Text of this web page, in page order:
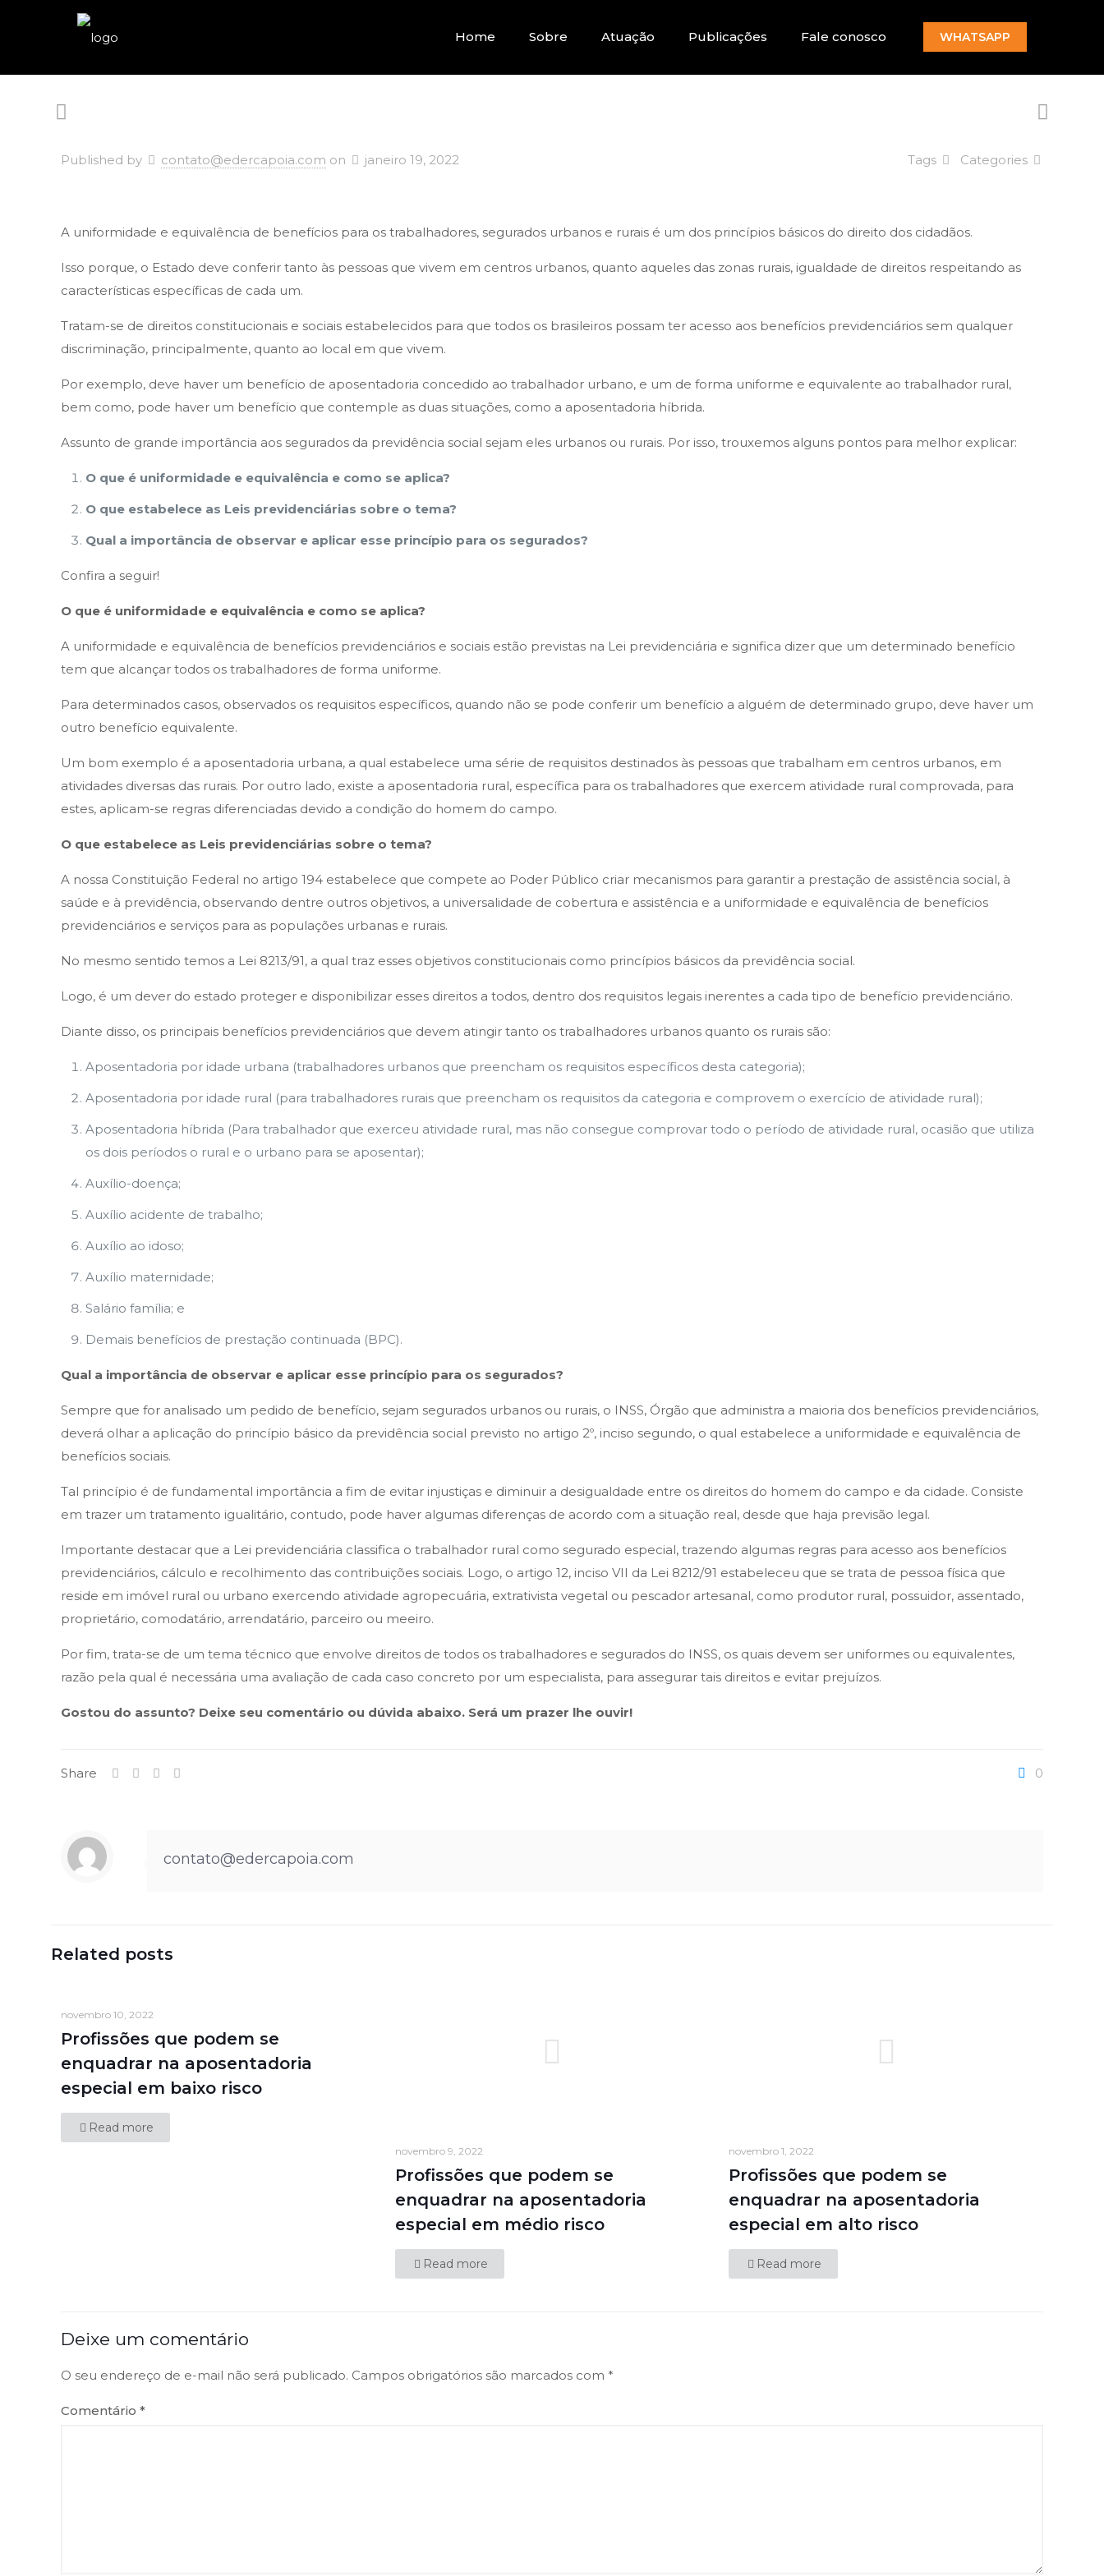
Home Sobre Atuação Publicações Fale conosco WHATSAPP
Published by contato@edercapoia.com on janeiro 19, 2022 Categories
Tags
A uniformidade e equivalência de benefícios para os trabalhadores, segurados urbanos e rurais é um dos princípios básicos do direito dos cidadãos.
Isso porque, o Estado deve conferir tanto às pessoas que vivem em centros urbanos, quanto aqueles das zonas rurais, igualdade de direitos respeitando as
características específicas de cada um.
Tratam-se de direitos constitucionais e sociais estabelecidos para que todos os brasileiros possam ter acesso aos benefícios previdenciários sem qualquer
discriminação, principalmente, quanto ao local em que vivem.
Por exemplo, deve haver um benefício de aposentadoria concedido ao trabalhador urbano, e um de forma uniforme e equivalente ao trabalhador rural,
bem como, pode haver um benefício que contemple as duas situações, como a aposentadoria híbrida.
Assunto de grande importância aos segurados da previdência social sejam eles urbanos ou rurais. Por isso, trouxemos alguns pontos para melhor explicar:
O que é uniformidade e equivalência e como se aplica?
O que estabelece as Leis previdenciárias sobre o tema?
Qual a importância de observar e aplicar esse princípio para os segurados?
Confira a seguir!
O que é uniformidade e equivalência e como se aplica?
A uniformidade e equivalência de benefícios previdenciários e sociais estão previstas na Lei previdenciária e significa dizer que um determinado benefício
tem que alcançar todos os trabalhadores de forma uniforme.
Para determinados casos, observados os requisitos específicos, quando não se pode conferir um benefício a alguém de determinado grupo, deve haver um
outro benefício equivalente.
Um bom exemplo é a aposentadoria urbana, a qual estabelece uma série de requisitos destinados às pessoas que trabalham em centros urbanos, em
atividades diversas das rurais. Por outro lado, existe a aposentadoria rural, específica para os trabalhadores que exercem atividade rural comprovada, para
estes, aplicam-se regras diferenciadas devido a condição do homem do campo.
O que estabelece as Leis previdenciárias sobre o tema?
A nossa Constituição Federal no artigo 194 estabelece que compete ao Poder Público criar mecanismos para garantir a prestação de assistência social, à
saúde e à previdência, observando dentre outros objetivos, a universalidade de cobertura e assistência e a uniformidade e equivalência de benefícios
previdenciários e serviços para as populações urbanas e rurais.
No mesmo sentido temos a Lei 8213/91, a qual traz esses objetivos constitucionais como princípios básicos da previdência social.
Logo, é um dever do estado proteger e disponibilizar esses direitos a todos, dentro dos requisitos legais inerentes a cada tipo de benefício previdenciário.
Diante disso, os principais benefícios previdenciários que devem atingir tanto os trabalhadores urbanos quanto os rurais são:
Aposentadoria por idade urbana (trabalhadores urbanos que preencham os requisitos específicos desta categoria);
Aposentadoria por idade rural (para trabalhadores rurais que preencham os requisitos da categoria e comprovem o exercício de atividade rural);
Aposentadoria híbrida (Para trabalhador que exerceu atividade rural, mas não consegue comprovar todo o período de atividade rural, ocasião que utiliza
os dois períodos o rural e o urbano para se aposentar);
Auxílio-doença;
Auxílio acidente de trabalho;
Auxílio ao idoso;
Auxílio maternidade;
Salário família; e
Demais benefícios de prestação continuada (BPC).
Qual a importância de observar e aplicar esse princípio para os segurados?
Sempre que for analisado um pedido de benefício, sejam segurados urbanos ou rurais, o INSS, Órgão que administra a maioria dos benefícios previdenciários,
deverá olhar a aplicação do princípio básico da previdência social previsto no artigo 2º, inciso segundo, o qual estabelece a uniformidade e equivalência de
benefícios sociais.
Tal princípio é de fundamental importância a fim de evitar injustiças e diminuir a desigualdade entre os direitos do homem do campo e da cidade. Consiste
em trazer um tratamento igualitário, contudo, pode haver algumas diferenças de acordo com a situação real, desde que haja previsão legal.
Importante destacar que a Lei previdenciária classifica o trabalhador rural como segurado especial, trazendo algumas regras para acesso aos benefícios
previdenciários, cálculo e recolhimento das contribuições sociais. Logo, o artigo 12, inciso VII da Lei 8212/91 estabeleceu que se trata de pessoa física que
reside em imóvel rural ou urbano exercendo atividade agropecuária, extrativista vegetal ou pescador artesanal, como produtor rural, possuidor, assentado,
proprietário, comodatário, arrendatário, parceiro ou meeiro.
Por fim, trata-se de um tema técnico que envolve direitos de todos os trabalhadores e segurados do INSS, os quais devem ser uniformes ou equivalentes,
razão pela qual é necessária uma avaliação de cada caso concreto por um especialista, para assegurar tais direitos e evitar prejuízos.
Gostou do assunto? Deixe seu comentário ou dúvida abaixo. Será um prazer lhe ouvir!
Share 0
contato@edercapoia.com
Related posts
novembro 10, 2022
Profissões que podem se
enquadrar na aposentadoria
especial em baixo risco
Read more
novembro 9, 2022
Profissões que podem se
enquadrar na aposentadoria
especial em médio risco
Read more
novembro 1, 2022
Profissões que podem se
enquadrar na aposentadoria
especial em alto risco
Read more
Deixe um comentário
O seu endereço de e-mail não será publicado. Campos obrigatórios são marcados com *
Comentário *